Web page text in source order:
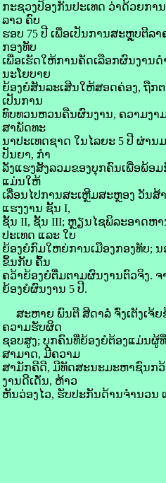
ກະຊວງປ້ອງກັນປະເທດ ວ່າດ້ວຍກາ
ລາວ ຄົບ
ຮອບ 75 ປີ ເພື່ອເປັນການສະຫຼຸບຕີລ
ກອງທັບ
ເພື່ອເຮັດໃຫ້ການຄັດເລືອກຜົນງານ
ນະໂຍບາຍ
ຍ້ອງຍໍສັນລະເສີນໃຫ້ສອດຄ່ອງ, ຖືກ
ເປັນການ
ທົບທວນຫວນຄືນຜົນງານ, ຄວາມງາ
ສາພັດທະ
ນາປະເທດຊາດ ໃນໄລຍະ 5 ປີ ຜ່າ
ປັນຍາ, ກໍາ
ລັງແຮງສັງລວມຂອງບຸກຄົນເພື່ອພ້ອ
ແມ່ນໃຫ້
ເລື່ອນໄປການສະເຫຼີມສະຫຼອງ ວັນສ້
ແຮງງານ ຊັ້ນ I,
ຊັ້ນ II, ຊັ້ນ III; ຫຼຽນໄຊພິລະອາດຫ
ປະເທດ ແລະ ໃບ
ຍ້ອງຍໍກົມໃຫຍ່ການເມືອງກອງທັບ;
ຂຶ້ນກັບ ຄົ້ນ
ຄວ້າຍ້ອງຍໍຕື່ມຕາມຜົນງານຕົວຈິງ.
ຍ້ອງຍໍຜົນງານ 5 ປີ.
ສະຫາຍ ພົນຕີ ສີດາລໍ່ ຈົ່ງເຕັງເຈ້
ຄວາມຮັບຜິດ
ຊອບສູງ; ບຸກຄົນທີ່ຍ້ອງຍໍຕ້ອງແມ່ນ
ສາມາດ, ມີຄວາມ
ສາມັກຄີດີ, ມີທັດສະນະມະຫາຊົນກ
ງານດີເດັ່ນ, ຫ້າວ
ຫັນວ່ອງໄວ, ຮັບປະກັນດ້ານຈໍານວນ